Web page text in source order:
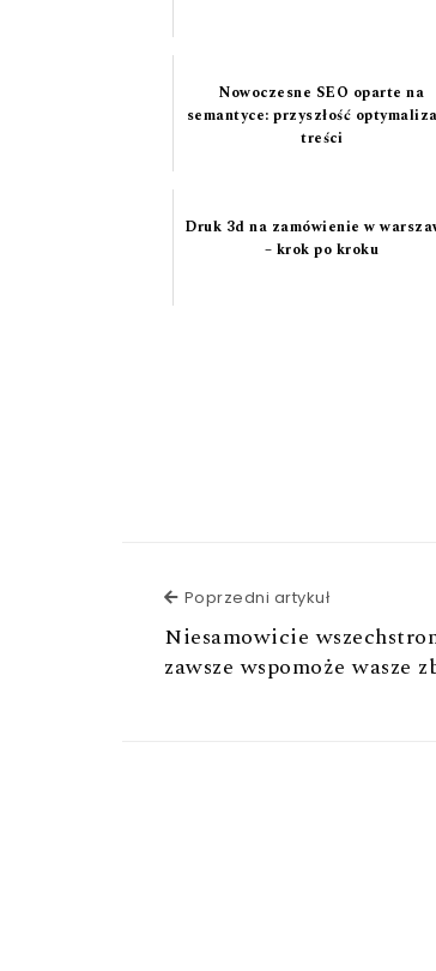
Nowoczesne SEO oparte na
semantyce: przyszłość
treści
Druk 3d na zamówienie w
– krok po kroku
Poprzedni artykuł
Niesamowicie
zawsze wspomoże wasze